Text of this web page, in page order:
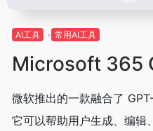
AI工具 常用AI工具
Microsoft 365
微软推出的一款融合了
它可以帮助用户生成、编辑